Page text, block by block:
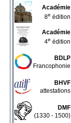
Académie
8e édition
Académie
4e édition
BDLP
Francophonie
BHVF
attestations
DMF
(1330 - 1500)